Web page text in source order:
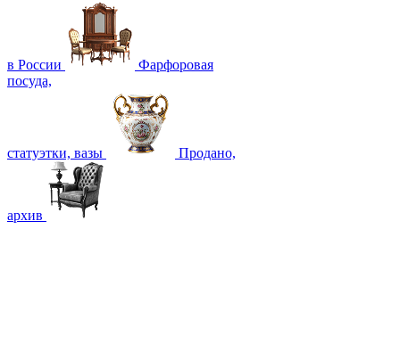
в России
Фарфоровая
посуда,
статуэтки, вазы Продано,
архив